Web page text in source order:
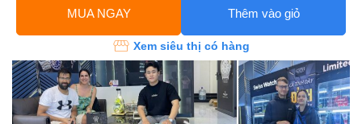
MUA NGAY Thêm vào giỏ
Xem siêu thị có hàng